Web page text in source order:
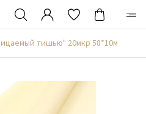
тишью" 20мкр 58*10м